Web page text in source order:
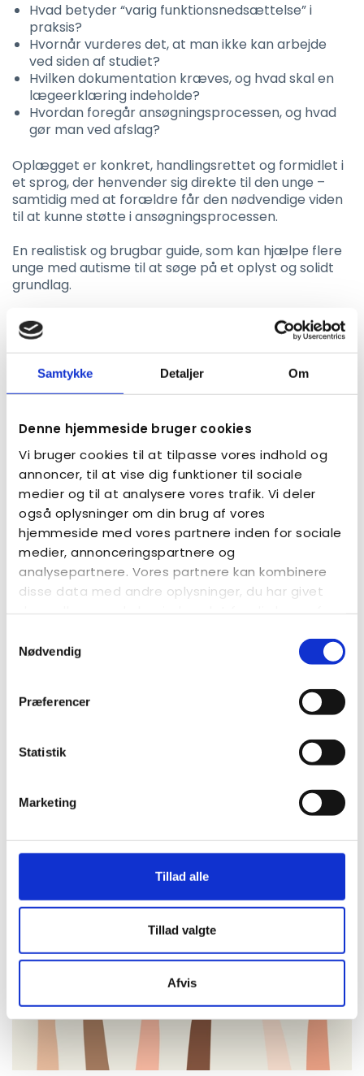
Samtykke Detaljer Om
Denne hjemmeside bruger cookies
Vi bruger cookies til at tilpasse vores indhold og
annoncer, til at vise dig funktioner til sociale
medier og til at analysere vores trafik. Vi deler
også oplysninger om din brug af vores
hjemmeside med vores partnere inden for sociale
medier, annonceringspartnere og
analysepartnere. Vores partnere kan kombinere
disse data med andre oplysninger, du har givet
dem, eller som de har indsamlet fra din brug af
Nødvendig
Præferencer
Statistik
Marketing
Tillad alle
Tillad valgte
Afvis
Hvad betyder “varig funktionsnedsættelse” i
praksis?
Hvornår vurderes det, at man ikke kan arbejde
ved siden af studiet?
Hvilken dokumentation kræves, og hvad skal en
lægeerklæring indeholde?
Hvordan foregår ansøgningsprocessen, og hvad
gør man ved afslag?
Oplægget er konkret, handlingsrettet og formidlet i
et sprog, der henvender sig direkte til den unge –
samtidig med at forældre får den nødvendige viden
til at kunne støtte i ansøgningsprocessen.
En realistisk og brugbar guide, som kan hjælpe flere
unge med autisme til at søge på et oplyst og solidt
grundlag.
Guiden er optaget på forhånd og det vil derfor ikke
være muligt at stille spørgsmål.
Autismeugens tilbud er gratis for alle, men vi vil
værdsætte ethvert bidrag, der kan støtte vores